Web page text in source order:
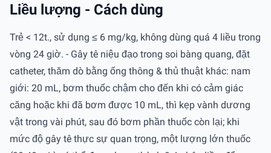
Liều lượng - Cách dùng
Trẻ < 12t., sử dụng ≤ 6 mg/kg, không dùng quá 4 liều trong
vòng 24 giờ. - Gây tê niệu đạo trong soi bàng quang, đặt
catheter, thăm dò bằng ống thông & thủ thuật khác: nam
giới: 20 mL, bơm thuốc chậm cho đến khi có cảm giác
căng hoặc khi đã bơm được 10 mL, thì kẹp vành dương
vật trong vài phút, sau đó bơm phần thuốc còn lại; khi
mức độ gây tê thực sự quan trọng, một lượng lớn thuốc